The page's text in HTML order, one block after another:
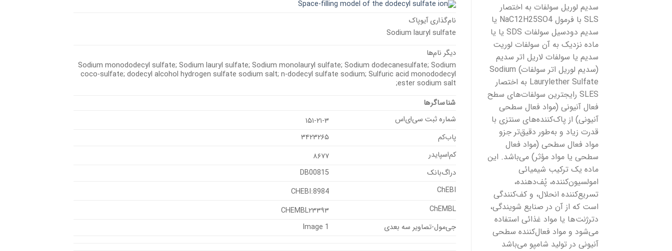
سدیم لوریل سولفات به اختصار
SLS با فرمول NaC12H25SO4 یا
سدیم دودسیل سولفات SDS یا یا
ماده نزدیک به آن سولفات لوریت
سدیم یا سولفات لاریل اتر سدیم
(سدیم لوریل اتر سولفات) Sodium
Laurylether Sulfate به اختصار
SLES رایجترین سولفات‌های سطح
فعال آنیونی (مواد فعال سطحی
آنیونی) از پاک‌کننده‌های سنتزی با
قدرت زیاد و به‌طور دقیق‌تر جزو
مواد فعال سطحی (مواد فعال
سطحی یا مواد مؤثر) می‌باشد. این
ماده یک ترکیب شیمیائی
امولسیون‌کننده، پُف‌دهنده،
تسریع‌کننده انحلال، و کف‌کنندگی
است که از آن در صنایع شویندگی،
دترژنت‌ها یا مواد غذائی استفاده
می‌شود و مواد فعال‌کننده سطحی
آنیونی در تولید شامپو می‌باشد
نام‌گذاری آیوپاک
Sodium lauryl sulfate
دیگر نام‌ها
Sodium monododecyl sulfate; Sodium lauryl sulfate; Sodium monolauryl sulfate; Sodium dodecanesulfate; Sodium
coco-sulfate; dodecyl alcohol hydrogen sulfate sodium salt; n-dodecyl sulfate sodium; Sulfuric acid monododecyl
ester sodium salt;
شناساگرها
شماره ثبت سی‌ای‌اس
۱۵۱-۲۱-۳
پاب‌کم
۳۴۲۳۲۶۵
کم‌اسپایدر
۸۶۷۷
دراگ‌بانک
DB00815
ChEBI
CHEBI:8984
ChEMBL
CHEMBL۲۳۳۹۳
جی‌مول-تصاویر سه بعدی
Image 1